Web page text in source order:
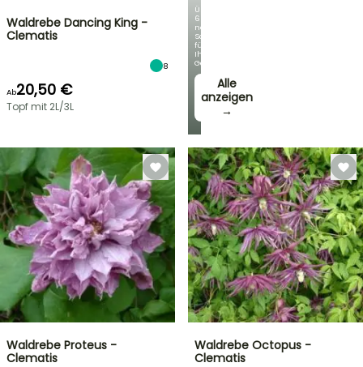
Über
60
neue
Sorten
für
Ihren
Garten!
Alle
anzeigen
→
Waldrebe Dancing King -
Clematis
8
Ab20,50 €
Topf mit 2L/3L
Waldrebe Proteus -
Clematis
Waldrebe Octopus -
Clematis